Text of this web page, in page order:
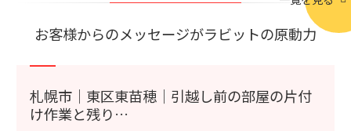
お客様からのメッセージがラビットの原動力
札幌市｜東区東苗穂｜引越し前の部屋の片付
け作業と残り…